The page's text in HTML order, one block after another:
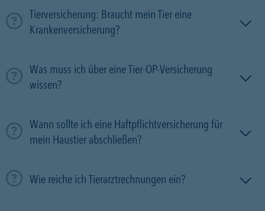
Tierversicherung: Braucht mein Tier eine
Krankenversicherung?
Was muss ich über eine Tier-OP-Versicherung
wissen?
Wann sollte ich eine Haftpflichtversicherung für
mein Haustier abschließen?
Wie reiche ich Tierarztrechnungen ein?